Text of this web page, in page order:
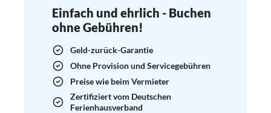
Einfach und ehrlich - Buchen
ohne Gebühren!
Geld-zurück-Garantie
Ohne Provision und Servicegebühren
Preise wie beim Vermieter
Zertifiziert vom Deutschen
Ferienhausverband